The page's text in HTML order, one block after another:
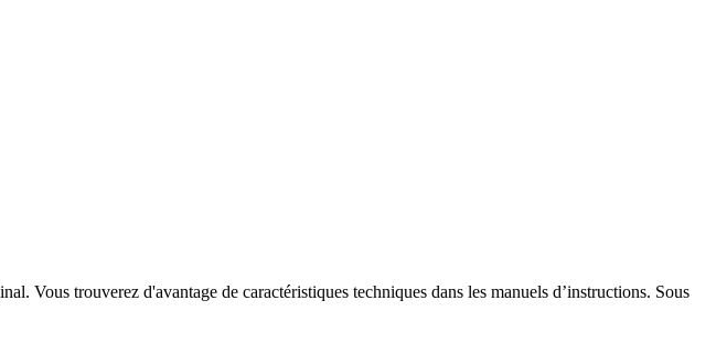
Vous trouverez d'avantage de caractéristiques techniques dans les manuels d’instructions. Sous